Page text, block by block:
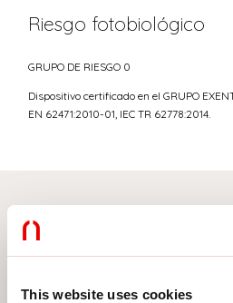
This website uses cookies
Riesgo fotobiológico
GRUPO DE RIESGO 0
Dispositivo certificado en el GRUPO
EN 62471:2010-01, IEC TR 62778:2014.
Elige tu